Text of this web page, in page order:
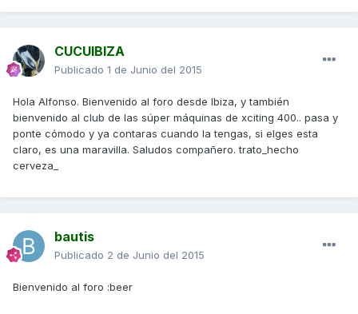
CUCUIBIZA
Publicado 1 de Junio del 2015
Hola Alfonso. Bienvenido al foro desde Ibiza, y también
bienvenido al club de las súper máquinas de xciting 400.. pasa y
ponte cómodo y ya contaras cuando la tengas, si elges esta
claro, es una maravilla. Saludos compañero. trato_hecho
cerveza_
bautis
Publicado 2 de Junio del 2015
Bienvenido al foro :beer